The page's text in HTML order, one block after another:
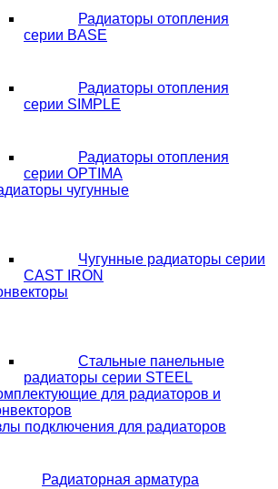
Радиаторы отопления
серии BASE
Радиаторы отопления
серии SIMPLE
Радиаторы отопления
серии OPTIMA
чугунные
Чугунные радиаторы серии
CAST IRON
Стальные панельные
радиаторы серии STEEL
для радиаторов и
подключения для радиаторов
Радиаторная арматура